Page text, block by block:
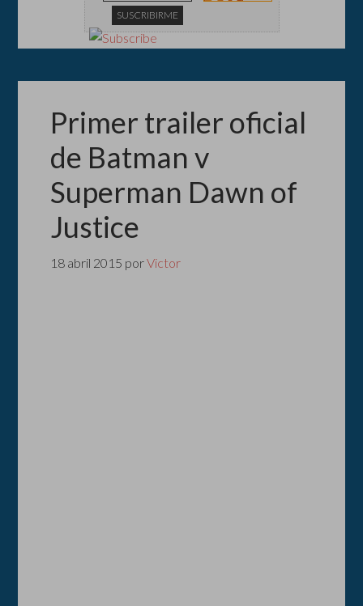
Primer trailer oficial
de Batman v
Superman Dawn of
Justice
18 abril 2015 porVictor